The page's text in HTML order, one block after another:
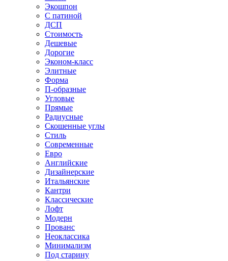
Экошпон
С патиной
ДСП
Стоимость
Дешевые
Дорогие
Эконом-класс
Элитные
Форма
П-образные
Угловые
Прямые
Радиусные
Скошенные углы
Стиль
Современные
Евро
Английские
Дизайнерские
Итальянские
Кантри
Классические
Лофт
Модерн
Прованс
Неоклассика
Минимализм
Под старину